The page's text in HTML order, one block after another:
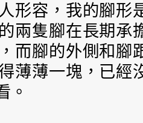
形容，我的腳形
兩隻腳在長期承
而腳的外側和腳
薄薄一塊，已經
。